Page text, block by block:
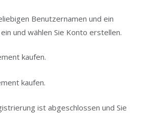
kaufen.
ist abgeschlossen und Sie